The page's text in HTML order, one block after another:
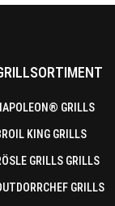
GRILLS
KING GRILLS
GRILLS GRILLS
GRILLS